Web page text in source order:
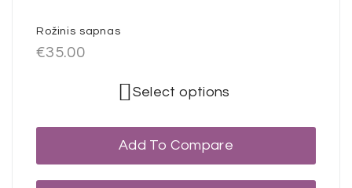
Rožinis sapnas
€35.00
Select options
Add To Compare